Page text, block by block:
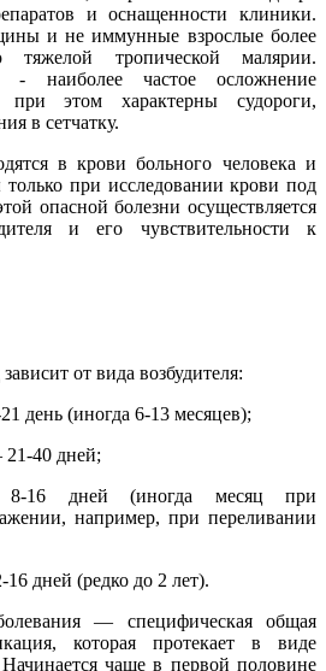
и оснащенности клиники.
и не иммунные взрослые более
тяжелой тропической малярии.
- наиболее частое осложнение
при этом характерны судороги,
в сетчатку.
в крови больного человека и
при исследовании крови под
опасной болезни осуществляется
и его чувствительности к
от вида возбудителя:
день (иногда 6-13 месяцев);
40 дней;
8-16 дней (иногда месяц при
например, при переливании
дней (редко до 2 лет).
— специфическая общая
которая протекает в виде
чаще в первой половине